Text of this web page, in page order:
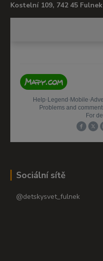
Kostelní 109, 742 45 Fulnek
Sociální sítě
@detskysvet_fulnek